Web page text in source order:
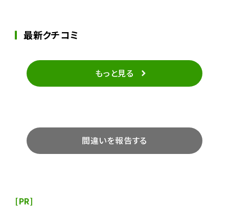
最新クチコミ
もっと見る
間違いを報告する
[PR]